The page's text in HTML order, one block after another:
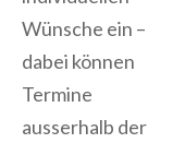
Wünsche ein –
dabei können
Termine
ausserhalb der